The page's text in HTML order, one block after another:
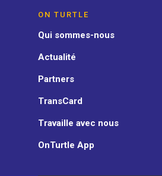
ON TURTLE
Qui sommes-nous
Actualité
Partners
TransCard
Travaille avec nous
OnTurtle App